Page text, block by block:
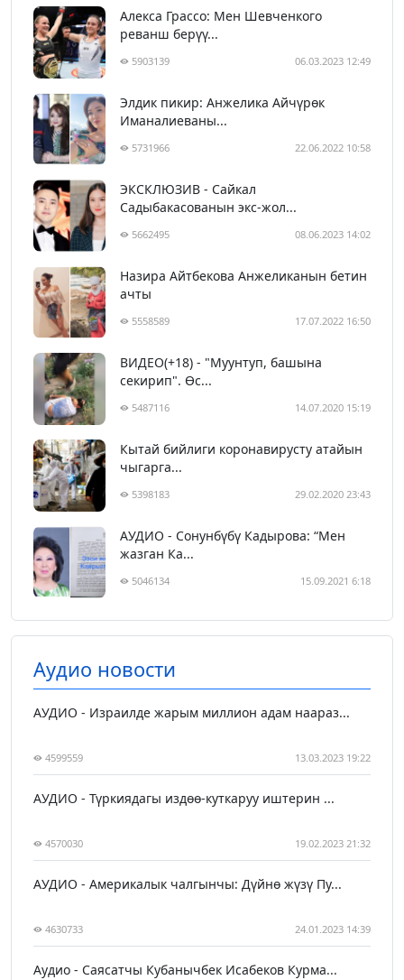
Алекса Грассо: Мен Шевченкого
реванш берүү...
5903139 06.03.2023 12:49
Элдик пикир: Анжелика Айчүрөк
Иманалиеваны...
5731966 22.06.2022 10:58
ЭКСКЛЮЗИВ - Сайкал
Садыбакасованын экс-жол...
5662495 08.06.2023 14:02
Назира Айтбекова Анжеликанын бетин
ачты
5558589 17.07.2022 16:50
ВИДЕО(+18) - "Муунтуп, башына
секирип". Өс...
5487116 14.07.2020 15:19
Кытай бийлиги коронавирусту атайын
чыгарга...
5398183 29.02.2020 23:43
АУДИО - Сонунбүбү Кадырова: “Мен
жазган Ка...
5046134 15.09.2021 6:18
Аудио новости
АУДИО - Израилде жарым миллион адам наараз...
4599559 13.03.2023 19:22
АУДИО - Түркиядагы издөө-куткаруу иштерин ...
4570030 19.02.2023 21:32
АУДИО - Америкалык чалгынчы: Дүйнө жүзү Пу...
4630733 24.01.2023 14:39
Аудио - Саясатчы Кубанычбек Исабеков Курма...